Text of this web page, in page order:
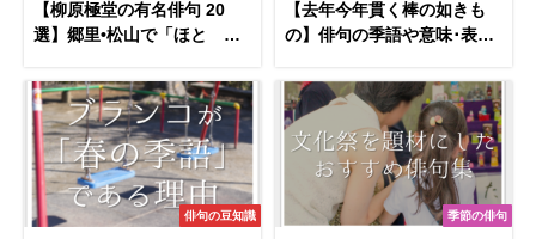
【柳原極堂の有名俳句 20
選】郷里•松山で「ほとゝぎ
人物像･代表作など徹底解説
【去年今年貫く棒の如きも
の】俳句の季語や意味･表現
解説!!
俳句の豆知識 季節の俳句